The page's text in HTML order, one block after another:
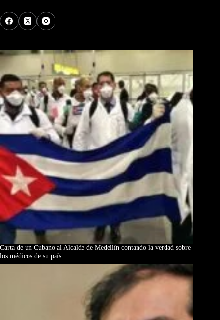
Carta de un Cubano al Alcalde de Medellín contando la verdad sobre
los médicos de su país